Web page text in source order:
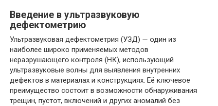
Введение в ультразвуковую
дефектометрию
Ультразвуковая дефектометрия (УЗД) — один из
наиболее широко применяемых методов
неразрушающего контроля (НК), использующий
ультразвуковые волны для выявления внутренних
дефектов в материалах и конструкциях. Её ключевое
преимущество состоит в возможности обнаруживания
трещин, пустот, включений и других аномалий без